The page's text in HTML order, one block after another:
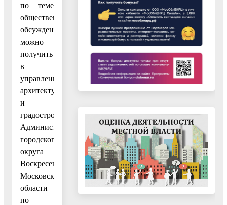
по теме
общественных
обсуждений
можно
получить
в
управлении
архитектуры
и
градостроительства
Администрации
городского
округа
Воскресенск
Московской
области
по